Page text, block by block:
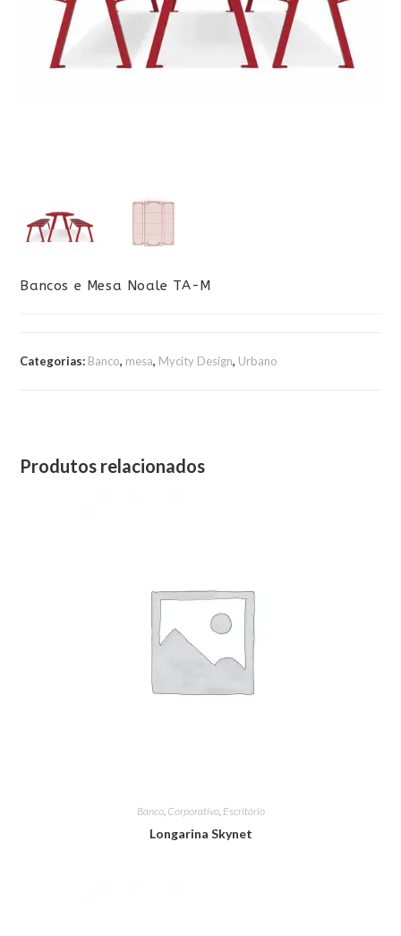
Bancos e Mesa Noale TA-M
Categorias: Banco, mesa, Mycity Design, Urbano
Produtos relacionados
Banco, Corporativo, Escritório
Longarina Skynet